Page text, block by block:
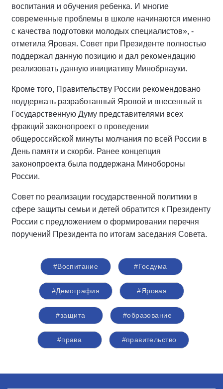
воспитания и обучения ребенка. И многие
современные проблемы в школе начинаются именно
с качества подготовки молодых специалистов», -
отметила Яровая. Совет при Президенте полностью
поддержал данную позицию и дал рекомендацию
реализовать данную инициативу Минобрнауки.
Кроме того, Правительству России рекомендовано
поддержать разработанный Яровой и внесенный в
Государственную Думу представителями всех
фракций законопроект о проведении
общероссийской минуты молчания по всей России в
День памяти и скорби. Ранее концепция
законопроекта была поддержана Минобороны
России.
Совет по реализации государственной политики в
сфере защиты семьи и детей обратится к Президенту
России с предложением о формировании перечня
поручений Президента по итогам заседания Совета.
#Воспитание #Госдума
#Демография #Яровая
#защита #образование
#права #правительство